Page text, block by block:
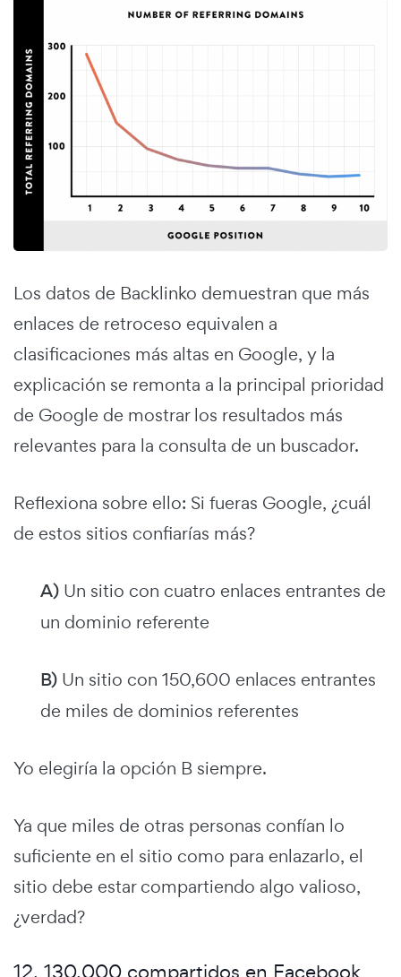
Los datos de Backlinko demuestran que más
enlaces de retroceso equivalen a
clasificaciones más altas en Google, y la
explicación se remonta a la principal prioridad
de Google de mostrar los resultados más
relevantes para la consulta de un buscador.
Reflexiona sobre ello: Si fueras Google, ¿cuál
de estos sitios confiarías más?
A) Un sitio con cuatro enlaces entrantes de
un dominio referente
B) Un sitio con 150,600 enlaces entrantes
de miles de dominios referentes
Yo elegiría la opción B siempre.
Ya que miles de otras personas confían lo
suficiente en el sitio como para enlazarlo, el
sitio debe estar compartiendo algo valioso,
¿verdad?